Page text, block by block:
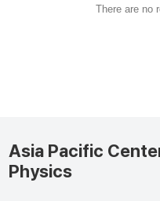
There are no
Asia Pacific
Physics